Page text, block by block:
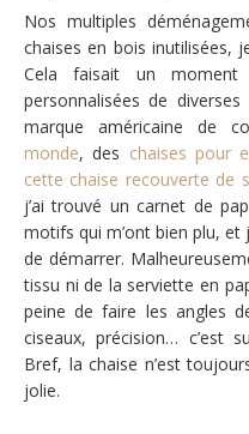
Nos multiples
chaises en bois inutilisées,
Cela faisait un
personnalisées de
marque américaine de
monde, des chaises pour
cette chaise recouverte de
j’ai trouvé un carnet de
motifs qui m’ont bien plu, et
de démarrer.
tissu ni de la serviette en
peine de faire les angles
ciseaux, précision… c’est
Bref, la chaise n’est
jolie.